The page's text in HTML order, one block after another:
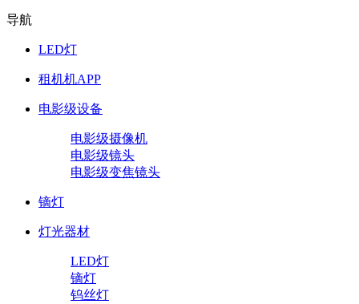
导航
LED灯
租机机APP
电影级设备
电影级摄像机
电影级镜头
电影级变焦镜头
镝灯
灯光器材
LED灯
镝灯
钨丝灯